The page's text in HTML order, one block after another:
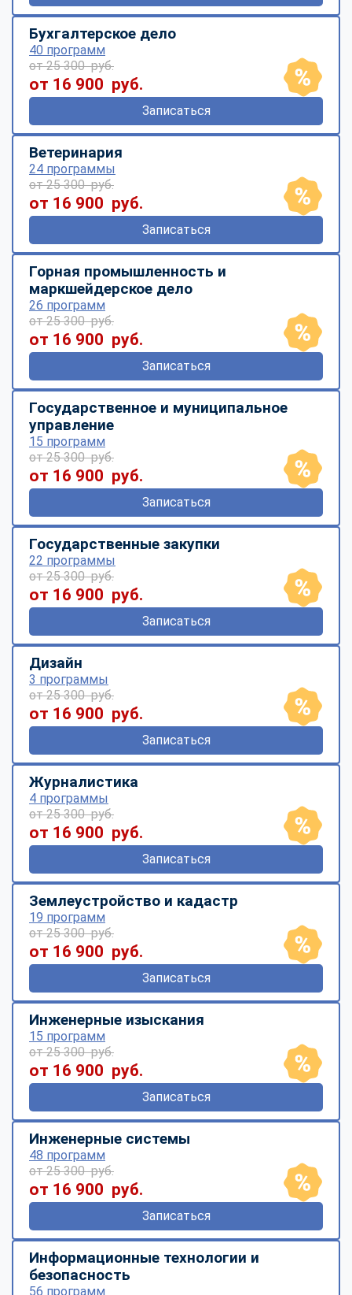
Бухгалтерское дело
40 программ
от 25 300 руб.
от 16 900 руб.
Записаться
Ветеринария
24 программы
от 25 300 руб.
от 16 900 руб.
Записаться
Горная промышленность и
маркшейдерское дело
26 программ
от 25 300 руб.
от 16 900 руб.
Записаться
Государственное и муниципальное
управление
15 программ
от 25 300 руб.
от 16 900 руб.
Записаться
Государственные закупки
22 программы
от 25 300 руб.
от 16 900 руб.
Записаться
Дизайн
3 программы
от 25 300 руб.
от 16 900 руб.
Записаться
Журналистика
4 программы
от 25 300 руб.
от 16 900 руб.
Записаться
Землеустройство и кадастр
19 программ
от 25 300 руб.
от 16 900 руб.
Записаться
Инженерные изыскания
15 программ
от 25 300 руб.
от 16 900 руб.
Записаться
Инженерные системы
48 программ
от 25 300 руб.
от 16 900 руб.
Записаться
Информационные технологии и
безопасность
56 программ